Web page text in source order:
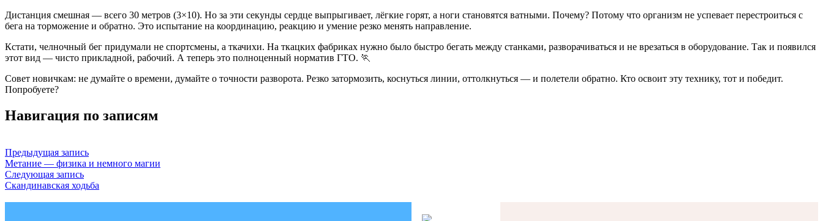
Дистанция смешная — всего 30 метров (3×10). Но за эти секунды сердце выпрыгивает, лёгкие горят, а ноги становятся ватными. Почему? Потому что организм не успевает перестроиться с
бега на торможение и обратно. Это испытание на координацию, реакцию и умение резко менять направление.
Кстати, челночный бег придумали не спортсмены, а ткачихи. На ткацких фабриках нужно было быстро бегать между станками, разворачиваться и не врезаться в оборудование. Так и появился
этот вид — чисто прикладной, рабочий. А теперь это полноценный норматив ГТО. 🏃
Совет новичкам: не думайте о времени, думайте о точности разворота. Резко затормозить, коснуться линии, оттолкнуться — и полетели обратно. Кто освоит эту технику, тот и победит.
Попробуете?
Навигация по записям
Предыдущая запись
Метание — физика и немного магии
Следующая запись
Скандинавская ходьба